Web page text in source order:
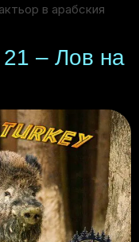
в арабския
– Лов на